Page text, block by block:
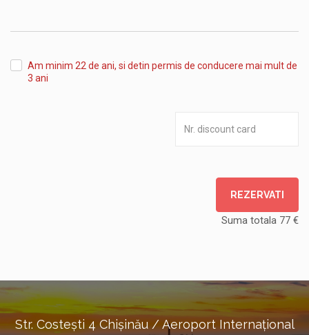
Am minim 22 de ani, si detin permis de conducere mai mult de
3 ani
REZERVATI
Suma totala 77 €
Str. Costești 4 Chișinău / Aeroport Internațional